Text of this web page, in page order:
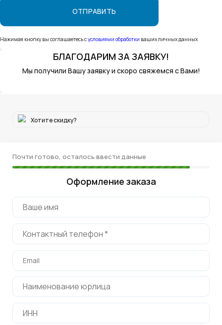
Нажимая кнопку вы соглашаетесь сусловиями обработки ваших личных данных
БЛАГОДАРИМ ЗА ЗАЯВКУ!
Мы получили Вашу заявку и скоро свяжемся с Вами!
Хотите скидку?
Почти готово, осталось ввести данные
Оформление заказа